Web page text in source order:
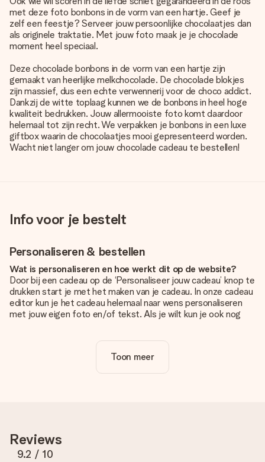
met deze foto bonbons in de vorm van een hartje. Geef je
zelf een feestje? Serveer jouw persoonlijke chocolaatjes dan
als originele traktatie. Met jouw foto maak je je chocolade
moment heel speciaal.
Deze chocolade bonbons in de vorm van een hartje zijn
gemaakt van heerlijke melkchocolade. De chocolade blokjes
zijn massief, dus een echte verwennerij voor de choco addict.
Dankzij de witte toplaag kunnen we de bonbons in heel hoge
kwaliteit bedrukken. Jouw allermooiste foto komt daardoor
helemaal tot zijn recht. We verpakken je bonbons in een luxe
giftbox waarin de chocolaatjes mooi gepresenteerd worden.
Wacht niet langer om jouw chocolade cadeau te bestellen!
Info voor je bestelt
Personaliseren & bestellen
Wat is personaliseren en hoe werkt dit op de website?
Door bij een cadeau op de ‘Personaliseer jouw cadeau’ knop te
drukken start je met het maken van je cadeau. In onze cadeau
editor kun je het cadeau helemaal naar wens personaliseren
met jouw eigen foto en/of tekst. Als je wilt kun je ook nog
Is personalisatie in de prijs inbegrepen?
De prijs die op de website wordt getoond is inclusief de
te gebruiken. Als je niet zeker bent over de kwaliteit van je
foto, neem dan contact op met onze klantenservice en stuur
Toon meer
Reviews
9.2 / 10